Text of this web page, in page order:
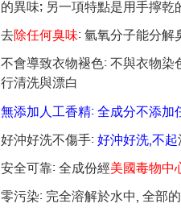
的異味; 另一項特點是用手擰
去除任何臭味: 氫氧分子能分解
不會導致衣物褪色: 不與衣物染
行清洗與漂白
無添加人工香精: 全成分不添加
好沖好洗不傷手:好沖好洗,不起
安全可靠: 全成份經美國毒物中
零污染: 完全溶解於水中, 全部